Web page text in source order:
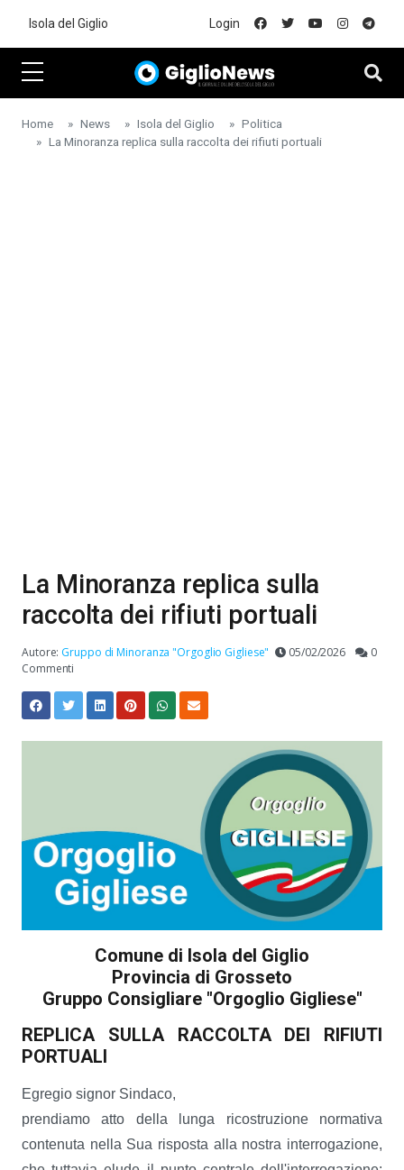
Isola del Giglio Login
Home News Isola del Giglio
Politica
La Minoranza replica sulla raccolta dei rifiuti portuali
La Minoranza replica sulla
raccolta dei rifiuti portuali
Autore: Gruppo di Minoranza "Orgoglio Gigliese" 05/02/2026
0
Commenti
Comune di Isola del Giglio
Provincia di Grosseto
Gruppo Consigliare "Orgoglio Gigliese"
REPLICA SULLA RACCOLTA DEI RIFIUTI
PORTUALI
Egregio signor Sindaco,
prendiamo atto della lunga ricostruzione normativa
contenuta nella Sua risposta alla nostra interrogazione,